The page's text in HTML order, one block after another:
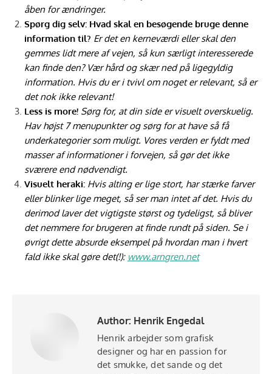
åben for ændringer.
Spørg dig selv: Hvad skal en besøgende bruge denne
information til? Er det en kerneværdi eller skal den
gemmes lidt mere af vejen, så kun særligt interesserede
kan finde den? Vær hård og skær ned på ligegyldig
information. Hvis du er i tvivl om noget er relevant, så er
det nok ikke relevant!
Less is more! Sørg for, at din side er visuelt overskuelig.
Hav højst 7 menupunkter og sørg for at have så få
underkategorier som muligt. Vores verden er fyldt med
masser af informationer i forvejen, så gør det ikke
sværere end nødvendigt.
Visuelt heraki: Hvis alting er lige stort, har stærke farver
eller blinker lige meget, så ser man intet af det. Hvis du
derimod laver det vigtigste størst og tydeligst, så bliver
det nemmere for brugeren at finde rundt på siden. Se i
øvrigt dette absurde eksempel på hvordan man i hvert
fald ikke skal gøre det(!): www.arngren.net
Author: Henrik Engedal
Henrik arbejder som grafisk
designer og har en passion for
det smukke, det sande og det